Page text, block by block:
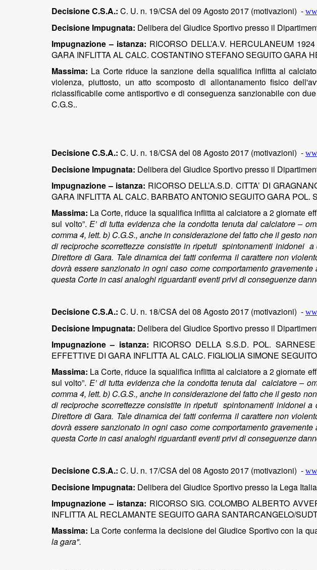
Decisione C.S.A.: C. U. n. 19/CSA del 09 Agosto 2017 (motivazioni) -
Decisione Impugnata: Delibera del Giudice Sportivo presso il
Impugnazione – istanza: RICORSO DELL’A.V. HERCULANEUM
GARA INFLITTA AL CALC. COSTANTINO STEFANO SEGUITO GARA
Massima: La Corte riduce la sanzione della squalifica inflitta al
violenza, piuttosto, un atto scomposto di allontanamento fisico
riclassificabile come antisportivo e di conseguenza sanzionabile con
C.G.S..
Decisione C.S.A.: C. U. n. 18/CSA del 08 Agosto 2017 (motivazioni) -
Decisione Impugnata: Delibera del Giudice Sportivo presso il
Impugnazione – istanza: RICORSO DELL’A.S.D. CITTA’ DI
GARA INFLITTA AL CALC. BARBATO ANTONIO SEGUITO GARA
Massima: La Corte, riduce la squalifica inflitta al calciatore a 2 giornate
sul volto”.E’ di tutta evidenza che la condotta tenuta dal calciatore –
comma 4, lett. b) C.G.S., anche in considerazione del fatto che il gesto
di reciproche scorrettezze consistite in ripetuti spintonamenti inidonei
Direttore di Gara. Tale dinamica dei fatti conferma il carattere non
dovrà essere sanzionato in ogni caso come comportamento
questa Corte in casi analoghi riguardanti eventi privi di conseguenze
Decisione C.S.A.: C. U. n. 18/CSA del 08 Agosto 2017 (motivazioni) -
Decisione Impugnata: Delibera del Giudice Sportivo presso il
Impugnazione – istanza: RICORSO DELLA S.S.D. POL.
EFFETTIVE DI GARA INFLITTA AL CALC. FIGLIOLIA SIMONE
Massima: La Corte, riduce la squalifica inflitta al calciatore a 2 giornate
sul volto”. E’ di tutta evidenza che la condotta tenuta dal calciatore –
comma 4, lett. b) C.G.S., anche in considerazione del fatto che il gesto
di reciproche scorrettezze consistite in ripetuti spintonamenti inidonei
Direttore di Gara. Tale dinamica dei fatti conferma il carattere non
dovrà essere sanzionato in ogni caso come comportamento
questa Corte in casi analoghi riguardanti eventi privi di conseguenze
Decisione C.S.A.: C. U. n. 17/CSA del 08 Agosto 2017 (motivazioni) -
Decisione Impugnata: Delibera del Giudice Sportivo presso la Lega
Impugnazione – istanza: RICORSO SIG. COLOMBO ALBERTO
INFLITTA AL RECLAMANTE SEGUITO GARA SANTARCANGELO/
Massima: La Corte conferma la decisione del Giudice Sportivo con la
la gara".